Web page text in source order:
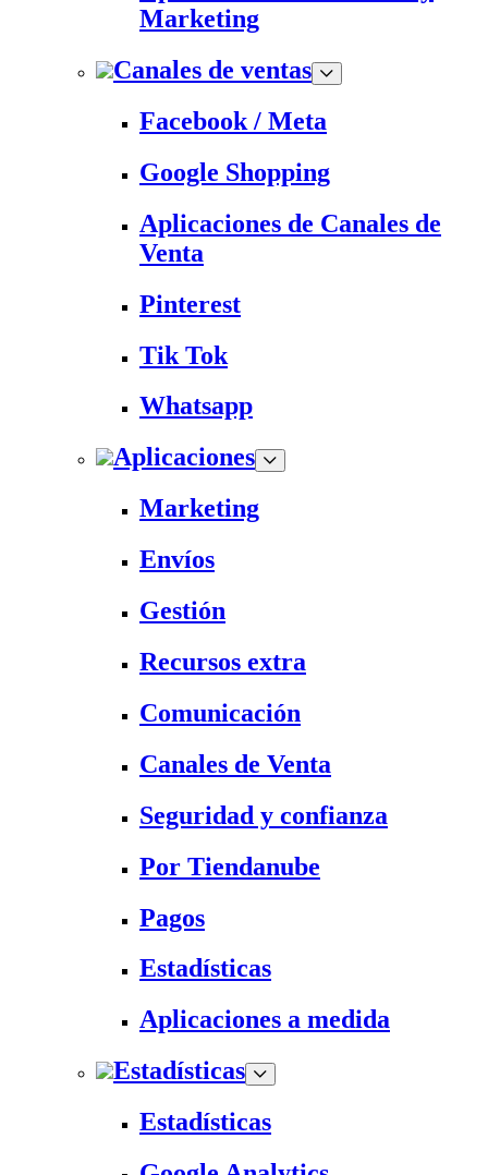
Marketing
Canales de ventas
Facebook / Meta
Google Shopping
Aplicaciones de Canales de
Venta
Pinterest
Tik Tok
Whatsapp
Aplicaciones
Marketing
Envíos
Gestión
Recursos extra
Comunicación
Canales de Venta
Seguridad y confianza
Por Tiendanube
Pagos
Estadísticas
Aplicaciones a medida
Estadísticas
Estadísticas